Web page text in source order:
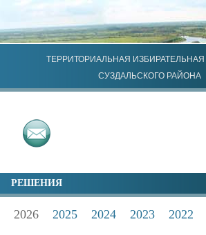
ТЕРРИТОРИАЛЬНАЯ
СУЗДАЛЬСКОГО РАЙОНА
РЕШЕНИЯ
2026 2025 2024 2023 2022